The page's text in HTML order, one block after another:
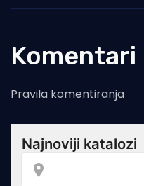
Komentari
Pravila komentiranja